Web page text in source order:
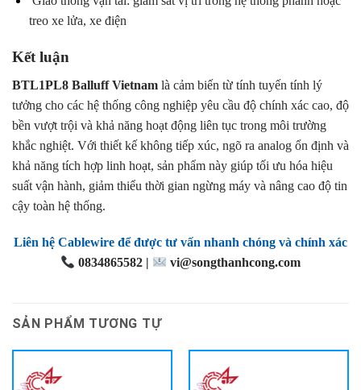
treo xe lửa, xe điện
Kết luận
BTL1PL8 Balluff Vietnam là cảm biến từ tính tuyến tính lý
tưởng cho các hệ thống công nghiệp yêu cầu độ chính xác cao, độ
bền vượt trội và khả năng hoạt động liên tục trong môi trường
khắc nghiệt. Với thiết kế không tiếp xúc, ngõ ra analog ổn định và
khả năng tích hợp linh hoạt, sản phẩm này giúp tối ưu hóa hiệu
suất vận hành, giảm thiểu thời gian ngừng máy và nâng cao độ tin
cậy toàn hệ thống.
Liên hệ Cablewire để được tư vấn nhanh chóng và chính xác
0834865582 |
vi@songthanhcong.com
SẢN PHẨM TƯƠNG TỰ